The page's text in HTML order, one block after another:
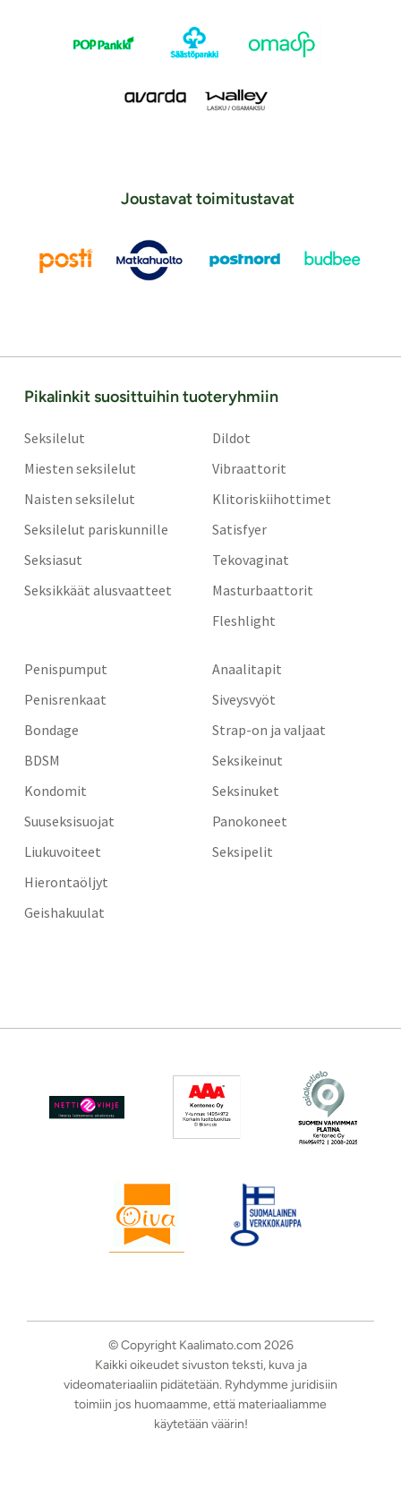
Joustavat toimitustavat
Pikalinkit suosittuihin tuoteryhmiin
Seksilelut
Miesten seksilelut
Naisten seksilelut
Seksilelut pariskunnille
Seksiasut
Seksikkäät alusvaatteet
Dildot
Vibraattorit
Klitoriskiihottimet
Satisfyer
Tekovaginat
Masturbaattorit
Fleshlight
Penispumput
Penisrenkaat
Bondage
BDSM
Kondomit
Suuseksisuojat
Liukuvoiteet
Hierontaöljyt
Geishakuulat
Anaalitapit
Siveysvyöt
Strap-on ja valjaat
Seksikeinut
Seksinuket
Panokoneet
Seksipelit
© Copyright Kaalimato.com 2026
Kaikki oikeudet sivuston teksti, kuva ja
videomateriaaliin pidätetään. Ryhdymme juridisiin
toimiin jos huomaamme, että materiaaliamme
käytetään väärin!